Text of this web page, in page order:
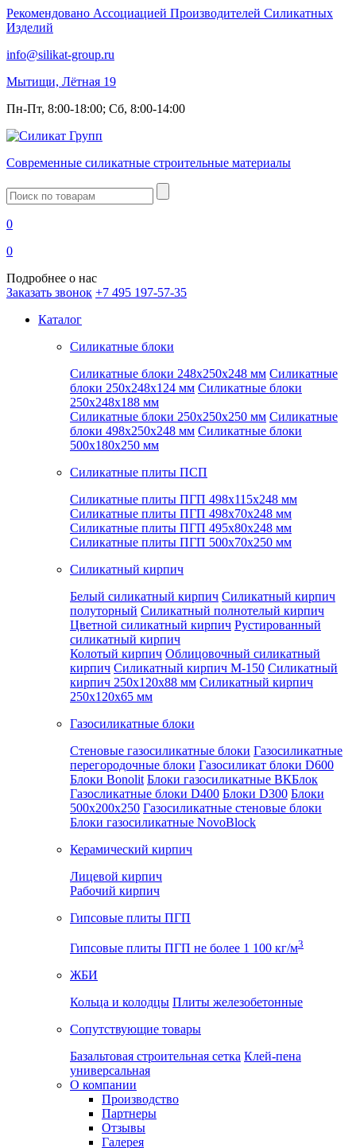
Рекомендовано Ассоциацией Производителей Силикатных
Изделий
info@silikat-group.ru
Мытищи, Лётная 19
Пн-Пт, 8:00-18:00; Сб, 8:00-14:00
Современные силикатные строительные материалы
Введите
запрос
0
0
Подробнее о нас
Заказать звонок +7 495 197-57-35
Каталог
Силикатные блоки
Силикатные блоки 248x250x248 мм Силикатные
блоки 250x248x124 мм Силикатные блоки
250x248x188 мм
Силикатные блоки 250x250x250 мм Силикатные
блоки 498x250x248 мм Силикатные блоки
500x180x250 мм
Силикатные плиты ПСП
Силикатные плиты ПГП 498x115x248 мм
Силикатные плиты ПГП 498x70x248 мм
Силикатные плиты ПГП 495x80x248 мм
Силикатные плиты ПГП 500x70x250 мм
Силикатный кирпич
Белый силикатный кирпич Силикатный кирпич
полуторный Силикатный полнотелый кирпич
Цветной силикатный кирпич Рустированный
силикатный кирпич
Колотый кирпич Облицовочный силикатный
кирпич Силикатный кирпич М-150 Силикатный
кирпич 250x120x88 мм Силикатный кирпич
250x120x65 мм
Газосиликатные блоки
Стеновые газосиликатные блоки Газосиликатные
перегородочные блоки Газосиликат блоки D600
Блоки Bonolit Блоки газосиликатные ВКБлок
Газосликатные блоки D400 Блоки D300 Блоки
500x200x250 Газосиликатные стеновые блоки
Блоки газосиликатные NovoBlock
Керамический кирпич
Лицевой кирпич
Рабочий кирпич
Гипсовые плиты ПГП
Гипсовые плиты ПГП не более 1 100 кг/м3
ЖБИ
Кольца и колодцы Плиты железобетонные
Сопутствующие товары
Базальтовая строительная сетка Клей-пена
универсальная
О компании
Производство
Партнеры
Отзывы
Галерея